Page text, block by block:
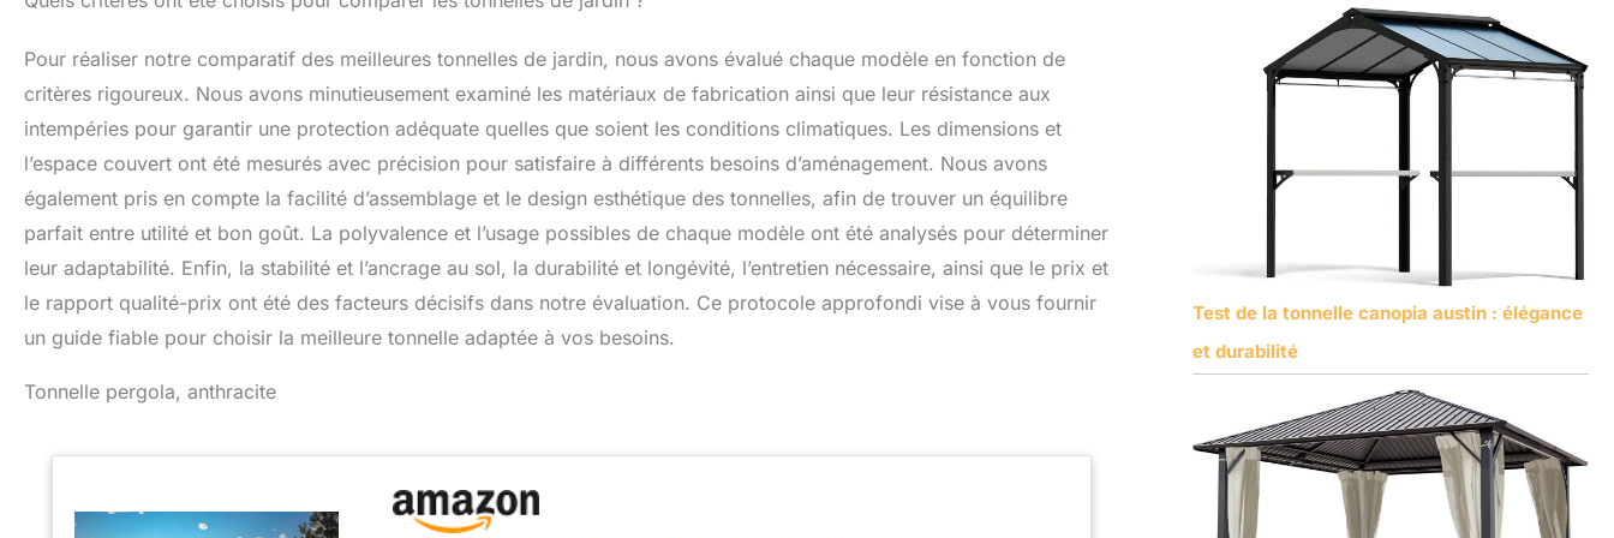
Pour réaliser notre comparatif des meilleures tonnelles de jardin, nous avons évalué chaque modèle en fonction de
critères rigoureux. Nous avons minutieusement examiné les matériaux de fabrication ainsi que leur résistance aux
intempéries pour garantir une protection adéquate quelles que soient les conditions climatiques. Les dimensions et
l’espace couvert ont été mesurés avec précision pour satisfaire à différents besoins d’aménagement. Nous avons
également pris en compte la facilité d’assemblage et le design esthétique des tonnelles, afin de trouver un équilibre
parfait entre utilité et bon goût. La polyvalence et l’usage possibles de chaque modèle ont été analysés pour déterminer
leur adaptabilité. Enfin, la stabilité et l’ancrage au sol, la durabilité et longévité, l’entretien nécessaire, ainsi que le prix et
le rapport qualité-prix ont été des facteurs décisifs dans notre évaluation. Ce protocole approfondi vise à vous fournir
un guide fiable pour choisir la meilleure tonnelle adaptée à vos besoins.
Tonnelle pergola, anthracite
Test de la tonnelle canopia austin : élégance
et durabilité